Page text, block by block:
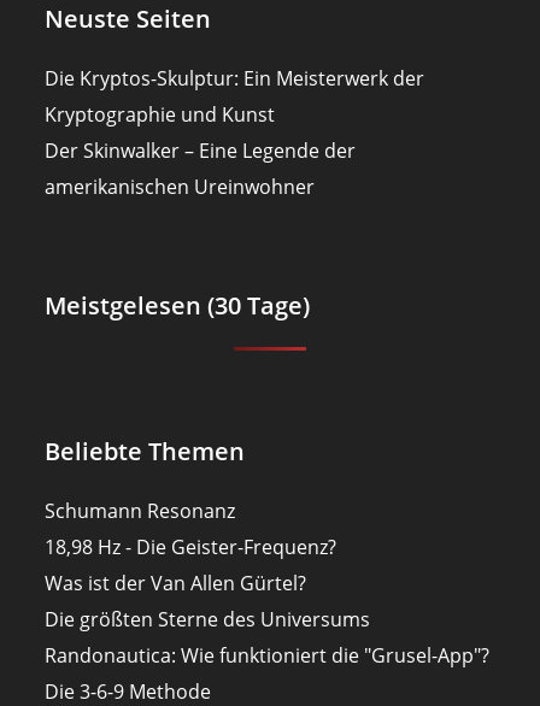
Neuste Seiten
Die Kryptos-Skulptur: Ein Meisterwerk der
Kryptographie und Kunst
Der Skinwalker – Eine Legende der
amerikanischen Ureinwohner
Meistgelesen (30 Tage)
Beliebte Themen
Schumann Resonanz
18,98 Hz - Die Geister-Frequenz?
Was ist der Van Allen Gürtel?
Die größten Sterne des Universums
Randonautica: Wie funktioniert die "Grusel-App"?
Die 3-6-9 Methode